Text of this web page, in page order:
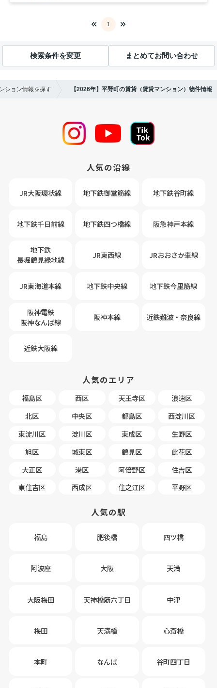
1
検索条件を変更 まとめてお問い合わせ
ション情報を探す 【2026年】平野町の賃貸（賃貸マンション）物件情報
人気の沿線
JR大阪環状線 地下鉄御堂筋線 地下鉄谷町線
地下鉄千日前線 地下鉄四つ橋線 阪急神戸本線
地下鉄
長堀鶴見緑地線
JR東西線 JRおおさか車線
JR東海道本線 地下鉄中央線 地下鉄今里筋線
阪神電鉄
阪神なんば線
阪神本線 近鉄難波・奈良線
近鉄大阪線
人気のエリア
福島区 西区 天王寺区
浪速区
北区
中央区 都島区
西淀川区
東淀川区
淀川区 東成区
生野区
旭区
城東区 鶴見区
此花区
大正区
港区 阿倍野区
住吉区
東住吉区
西成区 住之江区 平野区
人気の駅
福島 肥後橋 四ツ橋
阿波座 大阪 天満
大阪梅田 天神橋筋六丁目 中津
梅田 天満橋 心斎橋
本町 なんば 谷町四丁目